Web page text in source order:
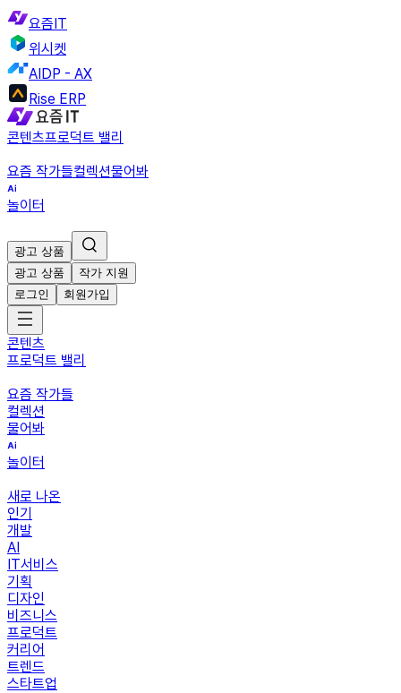
요즘IT
위시켓
AIDP - AX
Rise ERP
콘텐츠프로덕트 밸리
요즘 작가들컬렉션물어봐
놀이터
광고 상품
광고 상품
작가 지원
로그인
회원가입
콘텐츠
프로덕트 밸리
요즘 작가들
컬렉션
물어봐
놀이터
새로 나온
인기
개발
AI
IT서비스
기획
디자인
비즈니스
프로덕트
커리어
트렌드
스타트업